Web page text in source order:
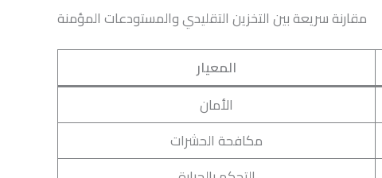
مقارنة سريعة بين التخزين التقليدي والمستودعات المؤمنة
المعيار
الأمان
مكافحة الحشرات